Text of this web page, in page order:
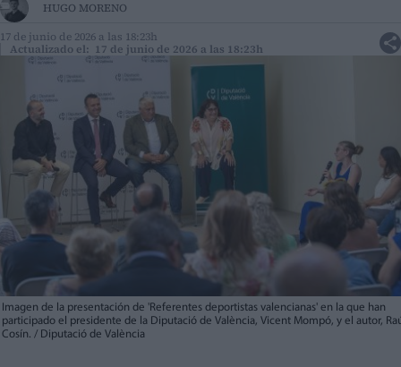
HUGO MORENO
17 de junio de 2026 a las 18:23h
Actualizado el: 17 de junio de 2026 a las 18:23h
Imagen de la presentación de 'Referentes deportistas valencianas' en la que han
participado el presidente de la Diputació de València, Vicent Mompó, y el autor,
Cosín. / Diputació de València